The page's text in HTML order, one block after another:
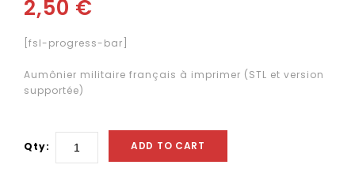
2,50 €
[fsl-progress-bar]
Aumônier militaire français à imprimer (STL et version
supportée)
Qty: ADD TO CART